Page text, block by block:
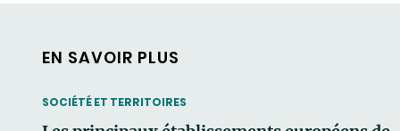
EN SAVOIR PLUS
THEMATIC
SOCIÉTÉ ET TERRITOIRES